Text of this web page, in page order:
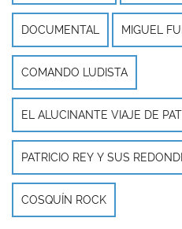
DOCUMENTAL MIGUEL
COMANDO LUDISTA
EL ALUCINANTE VIAJE DE
PATRICIO REY Y SUS
COSQUÍN ROCK